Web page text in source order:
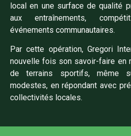
local en une surface de qualité
aux entraînements,
événements communautaires.
Par cette opération, Gregori
nouvelle fois son savoir-faire en
de terrains sportifs, même
modestes, en répondant avec
collectivités locales.